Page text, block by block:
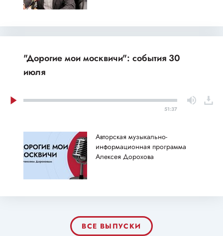
"Дорогие мои москвичи": события 30
июля
51:37
Авторская музыкально-
информационная программа
Алексея Дорохова
ВСЕ ВЫПУСКИ